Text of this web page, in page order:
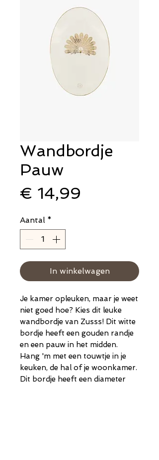
Wandbordje
Pauw
€ 14,99
Aantal *
In winkelwagen
Je kamer opleuken, maar je weet
niet goed hoe? Kies dit leuke
wandbordje van Zusss! Dit witte
bordje heeft een gouden randje
en een pauw in het midden.
Hang 'm met een touwtje in je
keuken, de hal of je woonkamer.
Dit bordje heeft een diameter